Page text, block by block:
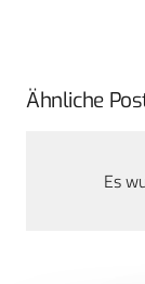
Ähnliche
Es